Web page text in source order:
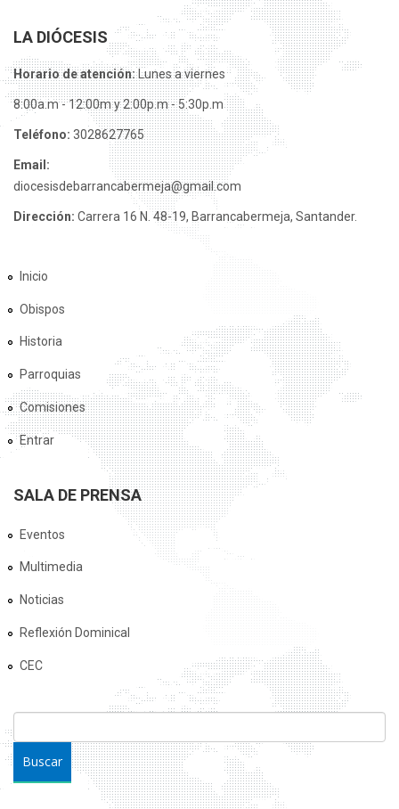
LA DIÓCESIS
Horario de atención:Lunes a viernes
8:00a.m - 12:00m y 2:00p.m - 5:30p.m
Teléfono: 3028627765
Email:
diocesisdebarrancabermeja@gmail.com
Dirección: Carrera 16 N. 48-19, Barrancabermeja, Santander.
Inicio
Obispos
Historia
Parroquias
Comisiones
Entrar
SALA DE PRENSA
Eventos
Multimedia
Noticias
Reflexión Dominical
CEC
FORMULARIO DE BÚSQUEDA